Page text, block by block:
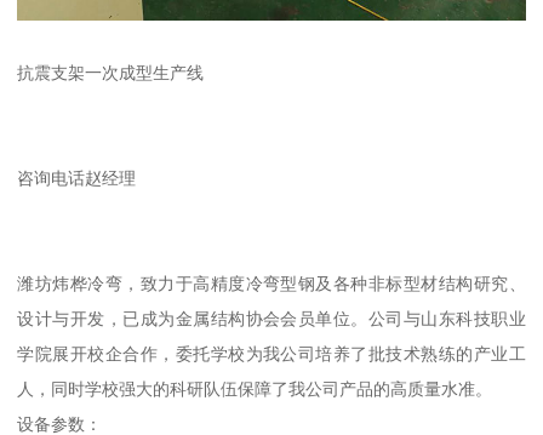
抗震支架一次成型生产线
咨询电话赵经理
潍坊炜桦冷弯，致力于高精度冷弯型钢及各种非标型材结构研究、
设计与开发，已成为金属结构协会会员单位。公司与山东科技职业
学院展开校企合作，委托学校为我公司培养了批技术熟练的产业工
人，同时学校强大的科研队伍保障了我公司产品的高质量水准。
设备参数：